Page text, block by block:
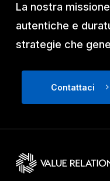
La nostra
autentiche e
strategie che
Contattaci